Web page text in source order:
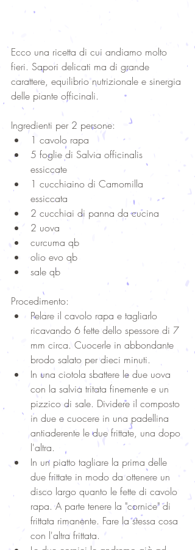
Ecco una ricetta di cui andiamo molto
fieri. Sapori delicati ma di grande
carattere, equilibrio nutrizionale e sinergia
delle piante officinali.
Ingredienti per 2 persone:
1 cavolo rapa
5 foglie di Salvia officinalis
essiccate
1 cucchiaino di Camomilla
essiccata
2 cucchiai di panna da cucina
2 uova
curcuma qb
olio evo qb
sale qb
Procedimento:
Pelare il cavolo rapa e tagliarlo
ricavando 6 fette dello spessore di 7
mm circa. Cuocerle in abbondante
brodo salato per dieci minuti.
In una ciotola sbattere le due uova
con la salvia tritata finemente e un
pizzico di sale. Dividere il composto
in due e cuocere in una padellina
antiaderente le due frittate, una dopo
l'altra.
In un piatto tagliare la prima delle
due frittate in modo da ottenere un
disco largo quanto le fette di cavolo
rapa. A parte tenere la "cornice" di
frittata rimanente. Fare la stessa cosa
con l'altra frittata.